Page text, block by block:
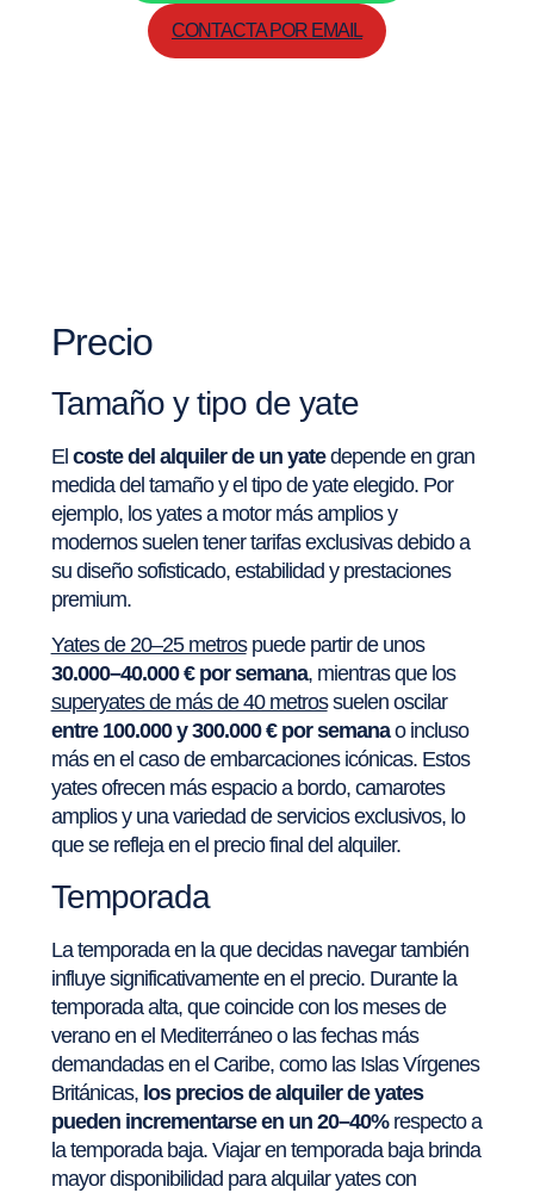
CONTACTA POR EMAIL
Precio
Tamaño y tipo de yate
El coste del alquiler de un yatedepende en gran
medida del tamaño y el tipo de yate elegido. Por
ejemplo, los yates a motor más amplios y
modernos suelen tener tarifas exclusivas debido a
su diseño sofisticado, estabilidad y prestaciones
premium.
Yates de 20–25 metrospuede partir de unos
30.000–40.000 € por semana, mientras que los
superyates de más de 40 metrossuelen oscilar
entre 100.000 y 300.000 € por semanao incluso
más en el caso de embarcaciones icónicas. Estos
yates ofrecen más espacio a bordo, camarotes
amplios y una variedad de servicios exclusivos, lo
que se refleja en el precio final del alquiler.
Temporada
La temporada en la que decidas navegar también
influye significativamente en el precio. Durante la
temporada alta, que coincide con los meses de
verano en el Mediterráneo o las fechas más
demandadas en el Caribe, como las Islas Vírgenes
Británicas,los precios de alquiler de yates
pueden incrementarse en un 20–40%respecto a
la temporada baja. Viajar en temporada baja brinda
mayor disponibilidad para alquilar yates con